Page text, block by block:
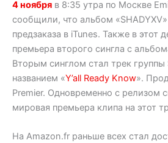
4 ноября в 8:35 утра по Москве
сообщили, что альбом
предзаказа в iTunes. Также в этот
премьера второго сингла с
Вторым синглом стал трек группы
названием «Y’all Ready Know».
Premier. Одновременно с релизом
мировая премьера клипа на этот
На Amazon.fr раньше всех стал